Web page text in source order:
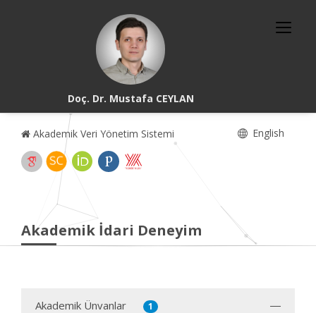
Doç. Dr. Mustafa CEYLAN
Akademik Veri Yönetim Sistemi English
Akademik İdari Deneyim
Akademik Ünvanlar 1